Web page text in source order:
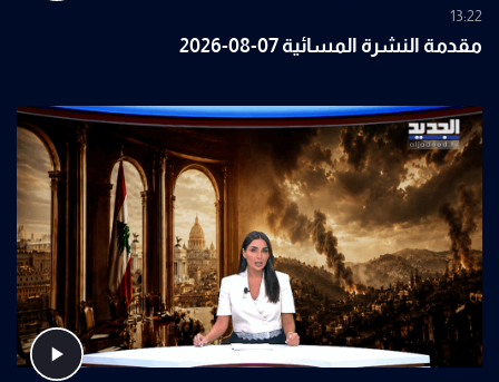
13:22
مقدمة النشرة المسائية 07-08-2026